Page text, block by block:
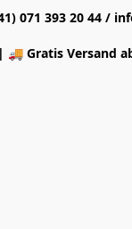
071 393 20 44 /
Gratis Versand